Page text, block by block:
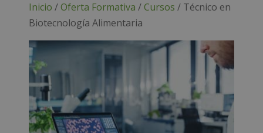
Inicio /Oferta Formativa /Cursos / Técnico en
Biotecnología Alimentaria